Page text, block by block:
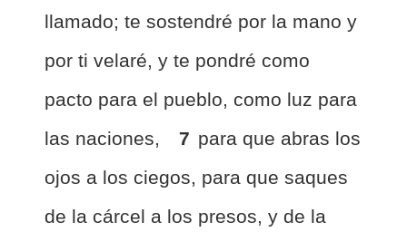
llamado; te sostendré por la mano y
por ti velaré, y te pondré como
pacto para el pueblo, como luz para
las naciones,
7 para que abras los
ojos a los ciegos, para que saques
de la cárcel a los presos, y de la